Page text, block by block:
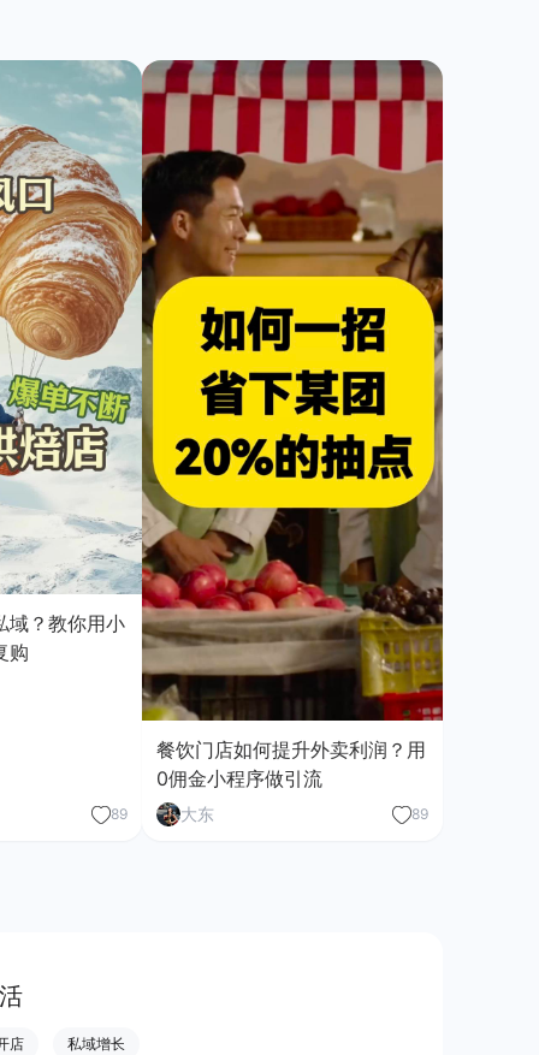
域？教你用小
购
89
餐饮门店如何提升外卖利润？用
0佣金小程序做引流
大东 89
店 私域增长